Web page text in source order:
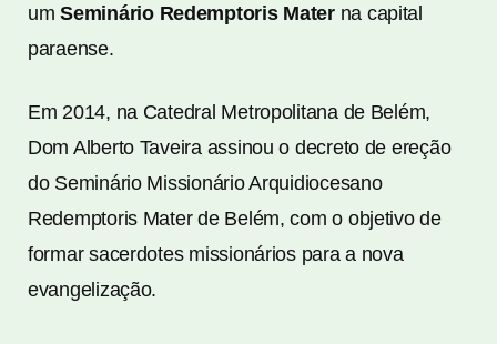
umSeminário Redemptoris Materna capital
paraense.
Em 2014, na Catedral Metropolitana de Belém,
Dom Alberto Taveira assinou o decreto de ereção
do Seminário Missionário Arquidiocesano
Redemptoris Mater de Belém, com o objetivo de
formar sacerdotes missionários para a nova
evangelização.